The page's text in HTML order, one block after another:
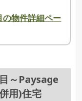
物件詳細ペー
～Paysage
用)住宅